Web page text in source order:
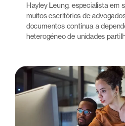
Hayley Leung, especialista em
muitos escritórios de
documentos continua a
heterogéneo de unidades